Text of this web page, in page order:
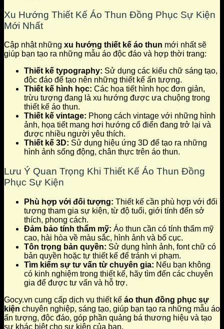
Xu Hướng Thiết Kế Áo Thun Đồng Phục Sự Kiện
Mới Nhất
Cập nhật những xu hướng thiết kế áo thun mới nhất sẽ
giúp bạn tạo ra những mẫu áo độc đáo và hợp thời trang:
Thiết kế typography: Sử dụng các kiểu chữ sáng tạo,
độc đáo để tạo nên những thiết kế ấn tượng.
Thiết kế hình học: Các họa tiết hình học đơn giản,
trừu tượng đang là xu hướng được ưa chuộng trong
thiết kế áo thun.
Thiết kế vintage: Phong cách vintage với những hình
ảnh, họa tiết mang hơi hướng cổ điển đang trở lại và
được nhiều người yêu thích.
Thiết kế 3D: Sử dụng hiệu ứng 3D để tạo ra những
hình ảnh sống động, chân thực trên áo thun.
Lưu Ý Quan Trọng Khi Thiết Kế Áo Thun Đồng
Phục Sự Kiện
Phù hợp với đối tượng: Thiết kế cần phù hợp với đối
tượng tham gia sự kiện, từ độ tuổi, giới tính đến sở
thích, phong cách.
Đảm bảo tính thẩm mỹ: Áo thun cần có tính thẩm mỹ
cao, hài hòa về màu sắc, hình ảnh và bố cục.
Tôn trọng bản quyền: Sử dụng hình ảnh, font chữ có
bản quyền hoặc tự thiết kế để tránh vi phạm.
Tìm kiếm sự tư vấn từ chuyên gia: Nếu bạn không
có kinh nghiệm trong thiết kế, hãy tìm đến các chuyên
gia để được tư vấn và hỗ trợ.
Gocy.vn cung cấp dịch vụ thiết kế áo thun đồng phục sự
kiện chuyên nghiệp, sáng tạo, giúp bạn tạo ra những mẫu áo
ấn tượng, độc đáo, góp phần quảng bá thương hiệu và tạo
sự khác biệt cho sự kiện của bạn.